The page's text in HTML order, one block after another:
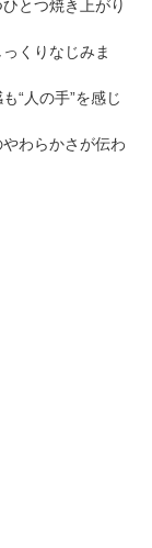
とつ焼き上がり
くりなじみま
“人の手”を感じ
わらかさが伝わ